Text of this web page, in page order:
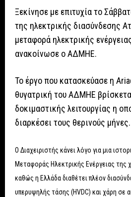
Ξεκίνησε με επιτυχία το
της ηλεκτρικής διασύνδεσης
μεταφορά ηλεκτρικής
ανακοίνωσε ο ΑΔΜΗΕ.
Το έργο που κατασκεύασε η
θυγατρική του ΑΔΜΗΕ
δοκιμαστικής λειτουργίας η
διαρκέσει τους θερινούς μήνες.
Ο Διαχειριστής κάνει λόγο για μια
Μεταφοράς Ηλεκτρικής Ενέργειας
καθώς η Ελλάδα διαθέτει πλέον
υπερυψηλής τάσης (HVDC) και χάρη σε